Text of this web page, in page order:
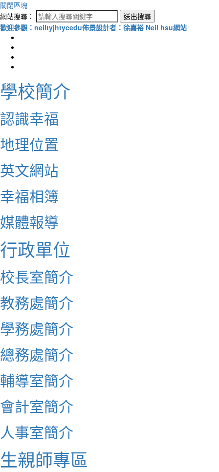
關閉區塊
網站搜尋：
送出搜尋
歡迎參觀：neiltyjhtycedu佈景設計者：徐嘉裕 Neil hsu網站
學校簡介
認識幸福
地理位置
英文網站
幸福相簿
媒體報導
行政單位
校長室簡介
教務處簡介
學務處簡介
總務處簡介
輔導室簡介
會計室簡介
人事室簡介
生親師專區